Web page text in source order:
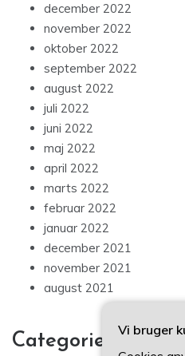
december 2022
november 2022
oktober 2022
september 2022
august 2022
juli 2022
juni 2022
maj 2022
april 2022
marts 2022
februar 2022
januar 2022
december 2021
november 2021
august 2021
Categories
Vi bruger